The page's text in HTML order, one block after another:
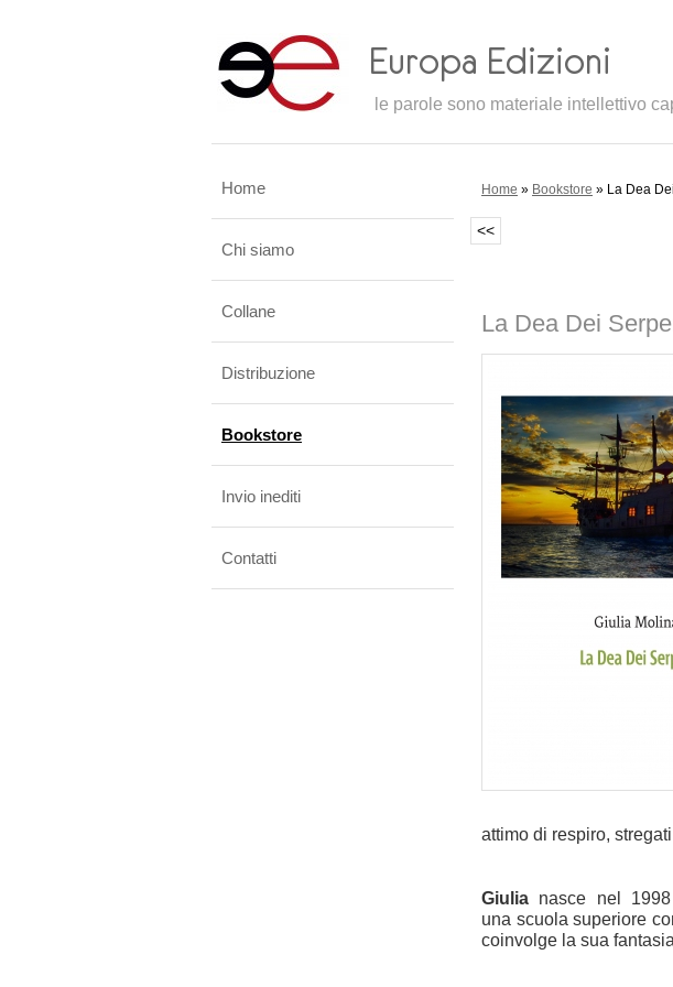
le parole sono materiale intellettivo
Home » Bookstore » La Dea
<<
La Dea Dei
attimo di respiro,
Giulia nasce nel
una scuola superiore
coinvolge la sua
Home
Chi siamo
Collane
Distribuzione
Bookstore
Invio inediti
Contatti